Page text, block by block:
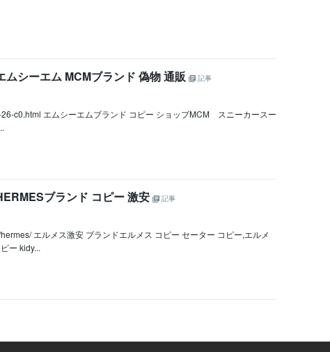
シーエム MCMブランド 偽物 通販
記事
c0.html エムシーエムブランド コピー ショップMCM スニーカースー
ブランド コピー 激安
記事
エルメス激安 ブランドエルメス コピー セーター コピー,エルメ
ー kidy...